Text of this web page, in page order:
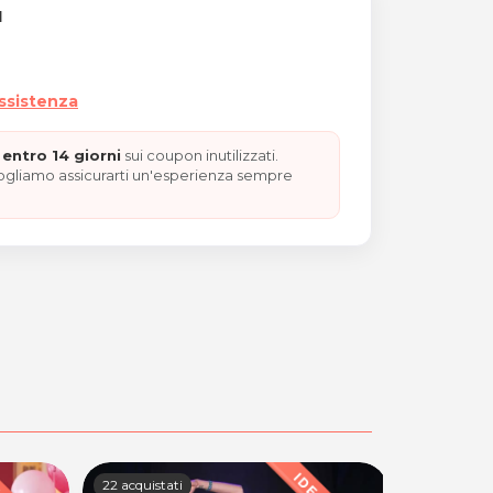
vino e dolce
14 giorni sui coupon inutilizzati.
assicurarti un'esperienza sempre
22 acquistati